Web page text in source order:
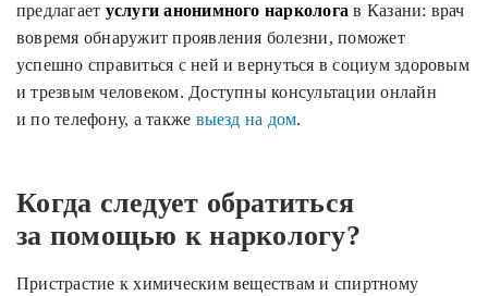
предлагает услуги анонимного нарколога в Казани: врач
вовремя обнаружит проявления болезни, поможет
успешно справиться с ней и вернуться в социум здоровым
и трезвым человеком. Доступны консультации онлайн
и по телефону, а также выезд на дом.
Когда следует обратиться
за помощью к наркологу?
Пристрастие к химическим веществам и спиртному